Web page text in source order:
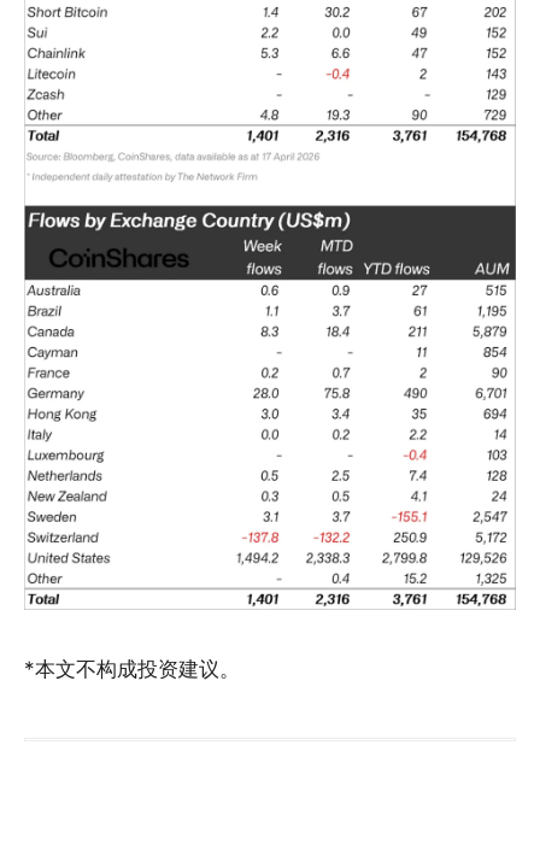
*本文不构成投资建议。